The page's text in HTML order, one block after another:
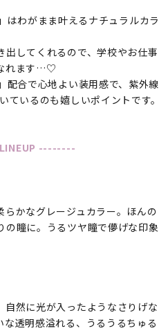
はわがまま叶えるナチュラルカラ
してくれるので、学校やお仕事
れます…♡
配合で心地よい装用感で、紫外線
いるのも嬉しいポイントです。
--------
かなグレージュカラー。ほんの
の瞳に。うるツヤ瞳で儚げな印象
然に光が入ったようなさりげな
透明感溢れる、うるうるちゅる